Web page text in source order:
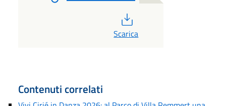
Scarica
Contenuti correlati